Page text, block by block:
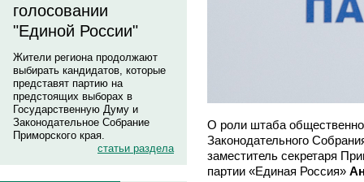
голосовании
"Единой России"
Жители региона продолжают
выбирать кандидатов, которые
представят партию на
предстоящих выборах в
Государственную Думу и
Законодательное Собрание
Приморского края.
статьи раздела
О роли штаба
Законодательного
заместитель секретаря
партии «Единая Россия»